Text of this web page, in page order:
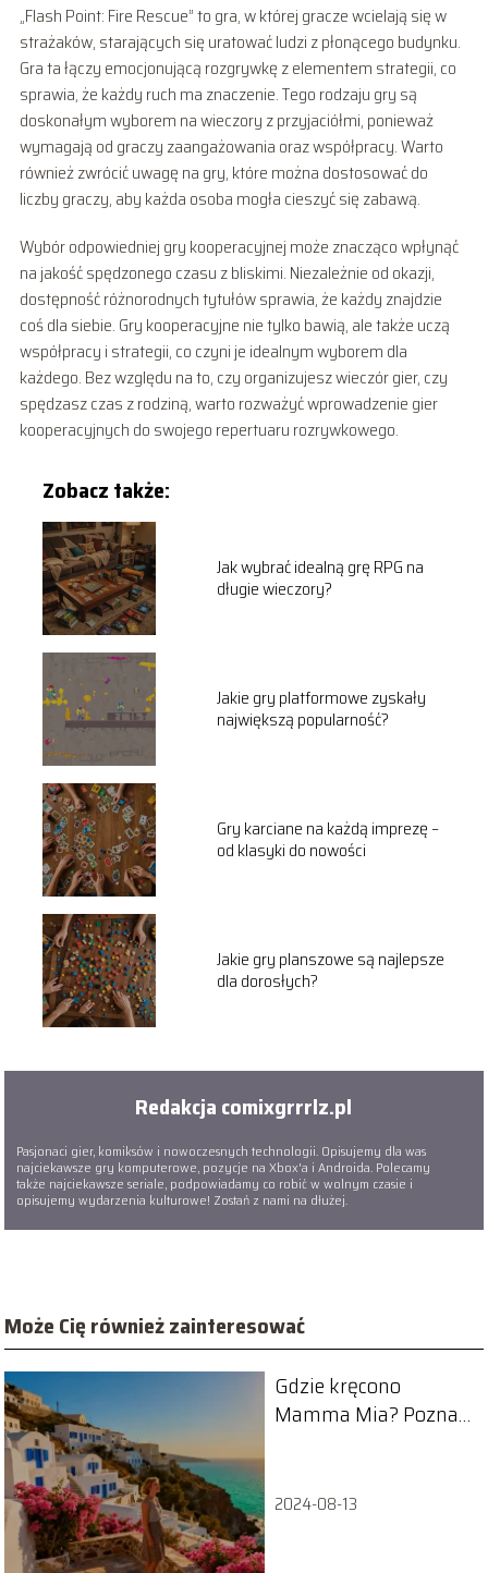
„Flash Point: Fire Rescue” to gra, w której gracze wcielają się w
strażaków, starających się uratować ludzi z płonącego budynku.
Gra ta łączy emocjonującą rozgrywkę z elementem strategii, co
sprawia, że każdy ruch ma znaczenie. Tego rodzaju gry są
doskonałym wyborem na wieczory z przyjaciółmi, ponieważ
wymagają od graczy zaangażowania oraz współpracy. Warto
również zwrócić uwagę na gry, które można dostosować do
liczby graczy, aby każda osoba mogła cieszyć się zabawą.
Wybór odpowiedniej gry kooperacyjnej może znacząco wpłynąć
na jakość spędzonego czasu z bliskimi. Niezależnie od okazji,
dostępność różnorodnych tytułów sprawia, że każdy znajdzie
coś dla siebie. Gry kooperacyjne nie tylko bawią, ale także uczą
współpracy i strategii, co czyni je idealnym wyborem dla
każdego. Bez względu na to, czy organizujesz wieczór gier, czy
spędzasz czas z rodziną, warto rozważyć wprowadzenie gier
kooperacyjnych do swojego repertuaru rozrywkowego.
Zobacz także:
Jak wybrać idealną grę RPG na
długie wieczory?
Jakie gry platformowe zyskały
największą popularność?
Gry karciane na każdą imprezę –
od klasyki do nowości
Jakie gry planszowe są najlepsze
dla dorosłych?
Redakcja comixgrrrlz.pl
Pasjonaci gier, komiksów i nowoczesnych technologii. Opisujemy dla was
najciekawsze gry komputerowe, pozycje na Xbox'a i Androida. Polecamy
także najciekawsze seriale, podpowiadamy co robić w wolnym czasie i
opisujemy wydarzenia kulturowe! Zostań z nami na dłużej.
Może Cię również zainteresować
Gdzie kręcono
Mamma Mia? Poznaj
2024-08-13